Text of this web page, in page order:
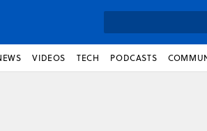
VIDEOS TECH PODCASTS